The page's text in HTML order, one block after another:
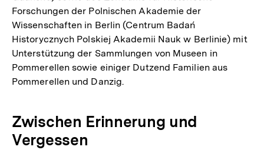
Forschungen der Polnischen Akademie der
Wissenschaften in Berlin (Centrum Badań
Historycznych Polskiej Akademii Nauk w Berlinie) mit
Unterstützung der Sammlungen von Museen in
Pommerellen sowie einiger Dutzend Familien aus
Pommerellen und Danzig.
Zwischen Erinnerung und
Vergessen